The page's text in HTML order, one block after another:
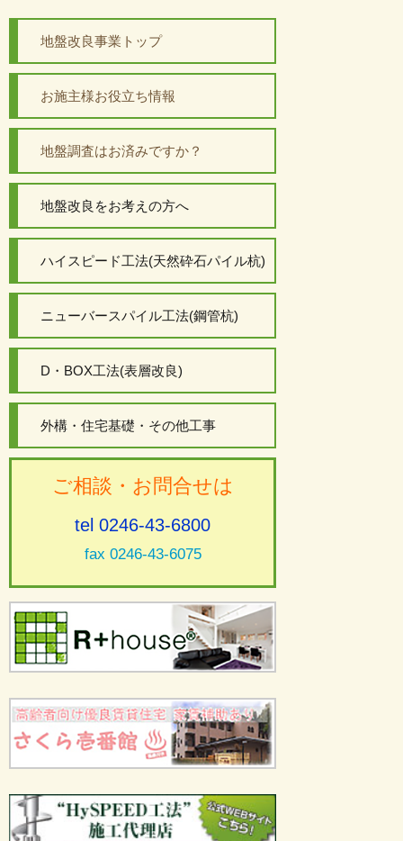
地盤改良事業トップ
お施主様お役立ち情報
地盤調査はお済みですか？
地盤改良をお考えの方へ
ハイスピード工法(天然砕石パイル杭)
ニューバースパイル工法(鋼管杭)
D・BOX工法(表層改良)
外構・住宅基礎・その他工事
ご相談・お問合せは
tel 0246-43-6800
fax 0246-43-6075